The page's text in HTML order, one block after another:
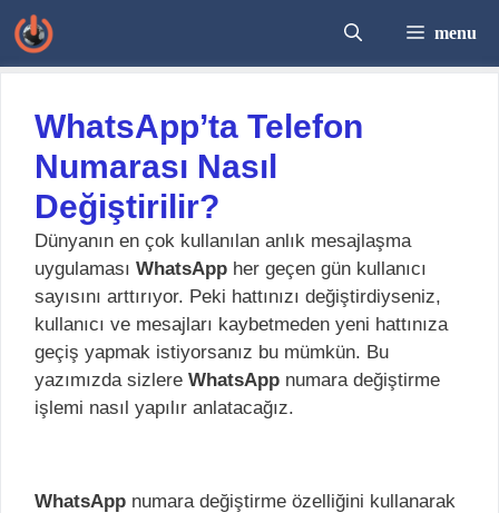
İçeriğe
atla
menu
WhatsApp’ta Telefon
Numarası Nasıl
Değiştirilir?
Dünyanın en çok kullanılan anlık mesajlaşma
uygulaması WhatsApp her geçen gün kullanıcı
sayısını arttırıyor. Peki hattınızı değiştirdiyseniz,
kullanıcı ve mesajları kaybetmeden yeni hattınıza
geçiş yapmak istiyorsanız bu mümkün. Bu
yazımızda sizlere WhatsApp numara değiştirme
işlemi nasıl yapılır anlatacağız.
WhatsApp numara değiştirme özelliğini kullanarak